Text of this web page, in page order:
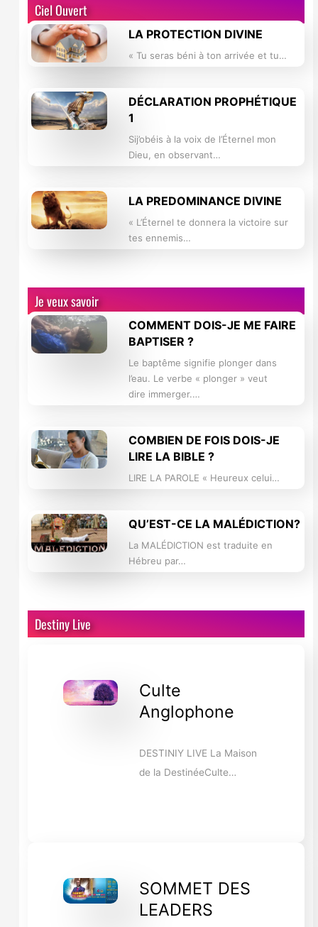
Ciel Ouvert
LA PROTECTION DIVINE
« Tu seras béni à ton arrivée et tu…
DÉCLARATION PROPHÉTIQUE
1
Sij’obéis à la voix de l’Éternel mon
Dieu, en observant…
LA PREDOMINANCE DIVINE
« L’Éternel te donnera la victoire sur
tes ennemis…
Je veux savoir
COMMENT DOIS-JE ME FAIRE
BAPTISER ?
Le baptême signifie plonger dans
l’eau. Le verbe « plonger » veut
dire immerger.…
COMBIEN DE FOIS DOIS-JE
LIRE LA BIBLE ?
LIRE LA PAROLE « Heureux celui…
QU’EST-CE LA MALÉDICTION?
La MALÉDICTION est traduite en
Hébreu par…
Destiny Live
Culte
Anglophone
DESTINIY LIVE La Maison
de la DestinéeCulte…
SOMMET DES
LEADERS